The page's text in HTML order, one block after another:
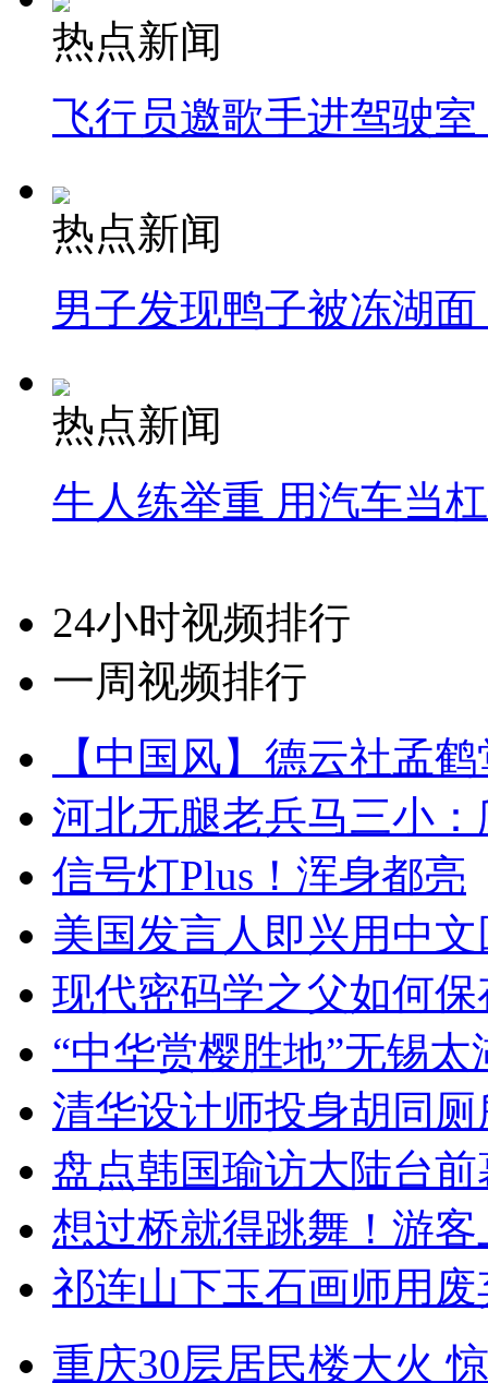
热点新闻
飞行员邀歌手进驾驶
热点新闻
男子发现鸭子被冻湖
热点新闻
牛人练举重 用汽车当
24小时视频排行
一周视频排行
【中国风】德云社孟
河北无腿老兵马三小
信号灯Plus！浑身都亮
美国发言人即兴用中
现代密码学之父如何
“中华赏樱胜地”无锡
清华设计师投身胡同
盘点韩国瑜访大陆台
想过桥就得跳舞！游客
祁连山下玉石画师用
重庆30层居民楼大火